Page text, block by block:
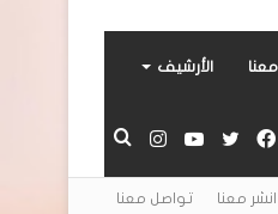
الأرشيف
بحث
انستقراميوتيوبتويتر
فيسبوك
انشر معنا تواصل معنا